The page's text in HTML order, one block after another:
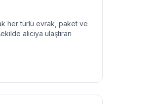
her türlü evrak, paket ve
alıcıya ulaştıran